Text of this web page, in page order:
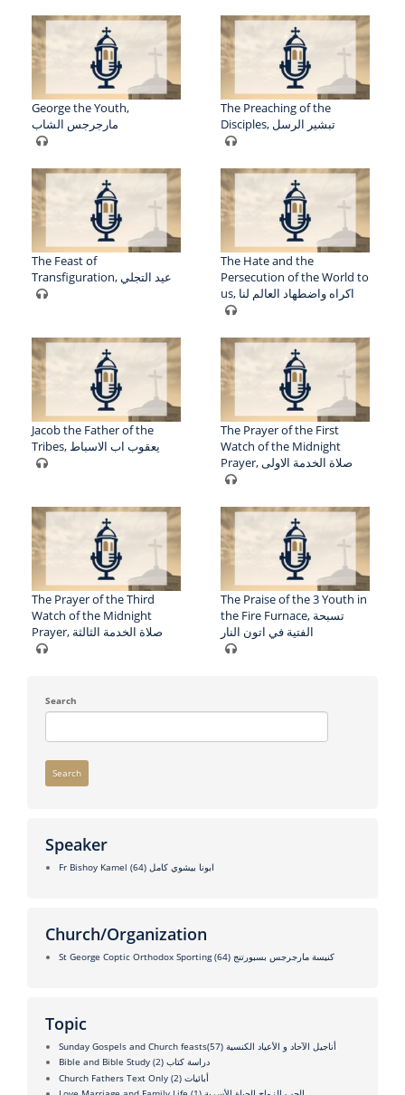
George the Youth,
مارجرجس الشاب
The Preaching of the
Disciples, تبشير الرسل
The Feast of
Transfiguration, عيد التجلي
The Hate and the
Persecution of the World to
us, اكراه واضطهاد العالم لنا
Jacob the Father of the
Tribes, يعقوب اب الاسباط
The Prayer of the First
Watch of the Midnight
Prayer, صلاة الخدمة الاولى
The Prayer of the Third
Watch of the Midnight
Prayer, صلاة الخدمة الثالثة
The Praise of the 3 Youth in
the Fire Furnace, تسبحة
الفتية في اتون النار
Search
Search
Speaker
Fr Bishoy Kamel ابونا بيشوي كامل (64)
Church/Organization
St George Coptic Orthodox Sporting كنيسة مارجرجس بسبورتنج (64)
Topic
Sunday Gospels and Church feastsأناجيل الآحاد و الأعياد الكنسية (57)
Bible and Bible Study دراسة كتاب (2)
Church Fathers Text Only أبائيات (2)